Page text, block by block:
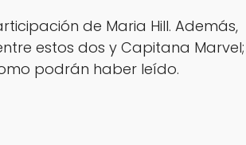
de Maria Hill. Además,
estos dos y Capitana Marvel;
podrán haber leído.